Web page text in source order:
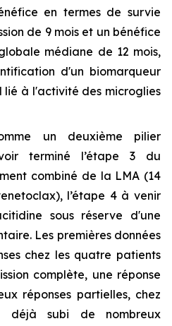
en termes de survie
de 9 mois et un bénéfice
médiane de 12 mois,
d'un biomarqueur
lié à l'activité des microglies
un deuxième pilier
terminé l’étape 3 du
combiné de la LMA (14
l’étape 4 à venir
sous réserve d'une
Les premières données
chez les quatre patients
complète, une réponse
réponses partielles, chez
déjà subi de nombreux